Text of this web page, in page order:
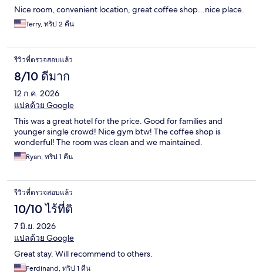
Nice room, convenient location, great coffee shop...nice place.
Terry, ทริป 2 คืน
รีวิวที่ตรวจสอบแล้ว
8/10 ดีมาก
12 ก.ค. 2026
แปลด้วย Google
This was a great hotel for the price. Good for families and
younger single crowd! Nice gym btw! The coffee shop is
wonderful! The room was clean and we maintained.
Ryan, ทริป 1 คืน
รีวิวที่ตรวจสอบแล้ว
10/10 ไร้ที่ติ
7 มิ.ย. 2026
แปลด้วย Google
Great stay. Will recommend to others.
Ferdinand, ทริป 1 คืน